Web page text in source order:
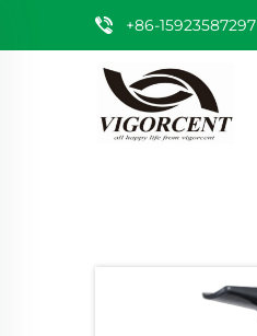
+86-15923587297